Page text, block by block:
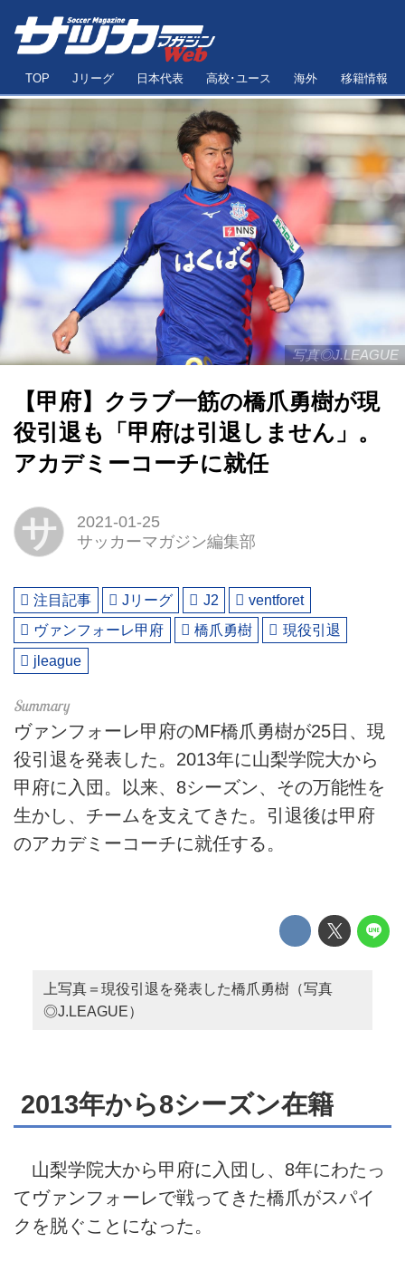
TOP Jリーグ 日本代表 高校･ユース 海外 移籍情報
写真◎J.LEAGUE
【甲府】クラブ一筋の橋爪勇樹が現
役引退も「甲府は引退しません」。
アカデミーコーチに就任
サ
2021-01-25
サッカーマガジン編集部
注目記事 Jリーグ J2
ventforet
ヴァンフォーレ甲府
橋爪勇樹
現役引退
jleague
ヴァンフォーレ甲府のMF橋爪勇樹が25日、現
役引退を発表した。2013年に山梨学院大から
甲府に入団。以来、8シーズン、その万能性を
生かし、チームを支えてきた。引退後は甲府
のアカデミーコーチに就任する。
上写真＝現役引退を発表した橋爪勇樹（写真
◎J.LEAGUE）
2013年から8シーズン在籍
山梨学院大から甲府に入団し、8年にわたっ
てヴァンフォーレで戦ってきた橋爪がスパイ
クを脱ぐことになった。